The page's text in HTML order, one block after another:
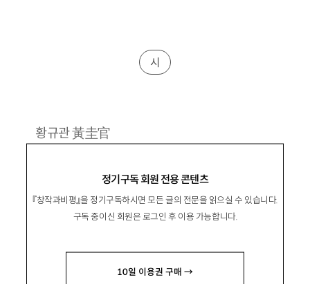
정기구독 회원 전용 콘텐츠
『창작과비평』을 정기구독하시면 모든 글의 전문을 읽으실 수 있습니다.
구독 중이신 회원은 로그인 후 이용 가능합니다.
10일 이용권 구매 →
시
황규관黃圭官
시집 『패배는 나의 힘』 『태풍을 기다리는 시간』
비』 등이 있음.
grleaf@hanmail.net